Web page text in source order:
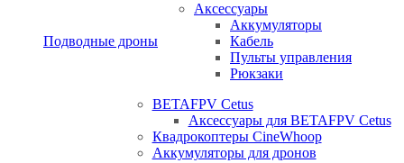
Подводные дроны
Аксессуары
Аккумуляторы
Кабель
Пульты управления
Рюкзаки
BETAFPV Cetus
Аксессуары для BETAFPV Cetus
Квадрокоптеры CineWhoop
Аккумуляторы для дронов